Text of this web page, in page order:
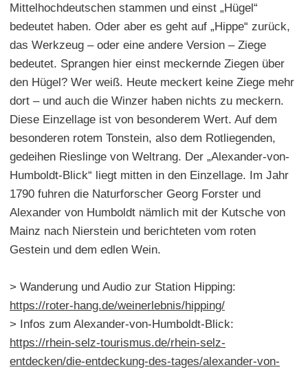
Mittelhochdeutschen stammen und einst „Hügel“
bedeutet haben. Oder aber es geht auf „Hippe“ zurück,
das Werkzeug – oder eine andere Version – Ziege
bedeutet. Sprangen hier einst meckernde Ziegen über
den Hügel? Wer weiß. Heute meckert keine Ziege mehr
dort – und auch die Winzer haben nichts zu meckern.
Diese Einzellage ist von besonderem Wert. Auf dem
besonderen rotem Tonstein, also dem Rotliegenden,
gedeihen Rieslinge von Weltrang. Der „Alexander-von-
Humboldt-Blick“ liegt mitten in den Einzellage. Im Jahr
1790 fuhren die Naturforscher Georg Forster und
Alexander von Humboldt nämlich mit der Kutsche von
Mainz nach Nierstein und berichteten vom roten
Gestein und dem edlen Wein.
> Wanderung und Audio zur Station Hipping:
https://roter-hang.de/weinerlebnis/hipping/
> Infos zum Alexander-von-Humboldt-Blick:
https://rhein-selz-tourismus.de/rhein-selz-
entdecken/die-entdeckung-des-tages/alexander-von-